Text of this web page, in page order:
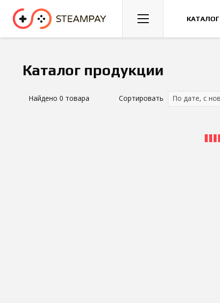
Спорт Гонки Казуальные
Каталог продукции
Найдено 0 товара Сортировать По дате, с